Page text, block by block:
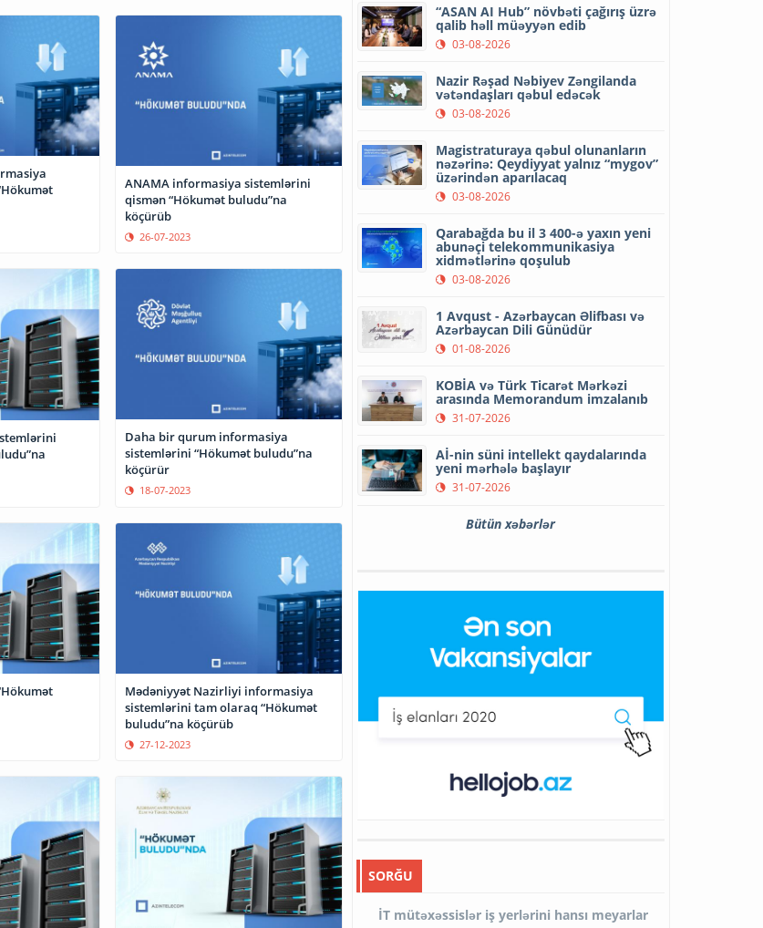
ANAMA informasiya sistemlərini
qismən “Hökumət buludu”na
köçürüb
26-07-2023
Daha bir qurum informasiya
sistemlərini “Hökumət buludu”na
köçürür
18-07-2023
Mədəniyyət Nazirliyi informasiya
sistemlərini tam olaraq “Hökumət
buludu”na köçürüb
27-12-2023
“ASAN AI Hub” növbəti çağırış üzrə
qalib həll müəyyən edib
03-08-2026
Nazir Rəşad Nəbiyev Zəngilanda
vətəndaşları qəbul edəcək
03-08-2026
Magistraturaya qəbul olunanların
nəzərinə: Qeydiyyat yalnız “mygov”
üzərindən aparılacaq
03-08-2026
Qarabağda bu il 3 400-ə yaxın yeni
abunəçi telekommunikasiya
xidmətlərinə qoşulub
03-08-2026
1 Avqust - Azərbaycan Əlifbası və
Azərbaycan Dili Günüdür
01-08-2026
KOBİA və Türk Ticarət Mərkəzi
arasında Memorandum imzalanıb
31-07-2026
Aİ-nin süni intellekt qaydalarında
yeni mərhələ başlayır
31-07-2026
Bütün xəbərlər
SORĞU
İT mütəxəssislər iş yerlərini hansı meyarlar